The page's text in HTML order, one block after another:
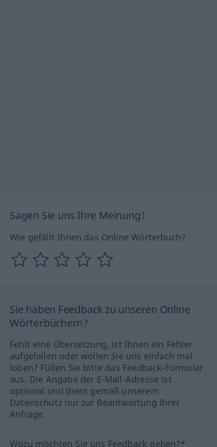
Sagen Sie uns Ihre Meinung!
Wie gefällt Ihnen das Online Wörterbuch?
Sie haben Feedback zu unseren Online
Wörterbüchern?
Fehlt eine Übersetzung, ist Ihnen ein Fehler
aufgefallen oder wollen Sie uns einfach mal
loben? Füllen Sie bitte das Feedback-Formular
aus. Die Angabe der E-Mail-Adresse ist
optional und dient gemäß unserem
Datenschutz nur zur Beantwortung Ihrer
Anfrage.
Wozu möchten Sie uns Feedback geben?*